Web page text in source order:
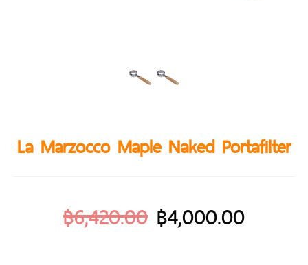
La Marzocco Maple Naked Portafilter
฿6,420.00 ฿4,000.00